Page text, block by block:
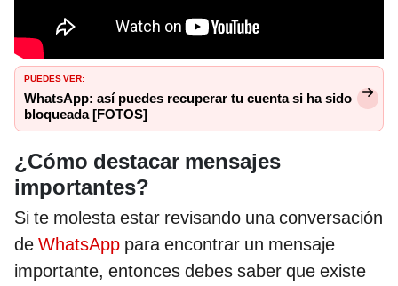
PUEDES VER:
WhatsApp: así puedes recuperar tu cuenta si ha sido
bloqueada [FOTOS]
¿Cómo destacar mensajes
importantes?
Si te molesta estar revisando una conversación
de WhatsApp para encontrar un mensaje
importante, entonces debes saber que existe